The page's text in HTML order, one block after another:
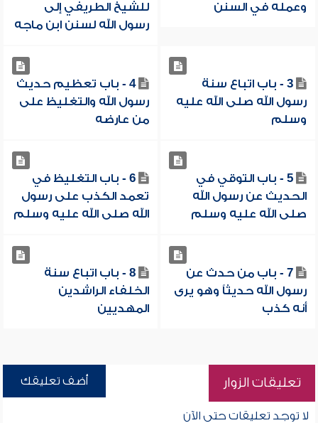
وعمله في السنن
للشيخ الطريفي إلى
رسول الله لسنن ابن ماجه
3 - باب اتباع سنة
رسول الله صلى الله عليه
وسلم
4 - باب تعظيم حديث
رسول الله والتغليظ على
من عارضه
5 - باب التوقي في
الحديث عن رسول الله
صلى الله عليه وسلم
6 - باب التغليظ في
تعمد الكذب على رسول
الله صلى الله عليه وسلم
7 - باب من حدث عن
رسول الله حديثاً وهو يرى
أنه كذب
8 - باب اتباع سنة
الخلفاء الراشدين
المهديين
تعليقات الزوار أضف تعليقك
لا توجد تعليقات حتى الآن